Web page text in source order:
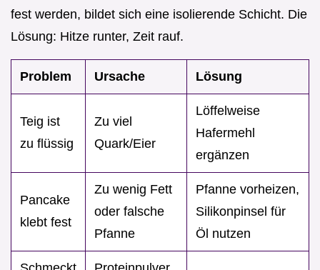
fest werden, bildet sich eine isolierende Schicht. Die
Lösung: Hitze runter, Zeit rauf.
Problem Ursache Lösung
Teig ist
zu flüssig
Zu viel
Quark/Eier
Löffelweise
Hafermehl
ergänzen
Pancake
klebt fest
Zu wenig Fett
oder falsche
Pfanne
Pfanne vorheizen,
Silikonpinsel für
Öl nutzen